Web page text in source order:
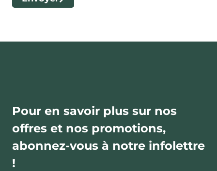
Pour en savoir plus sur nos
offres et nos promotions,
abonnez-vous à notre infolettre
!